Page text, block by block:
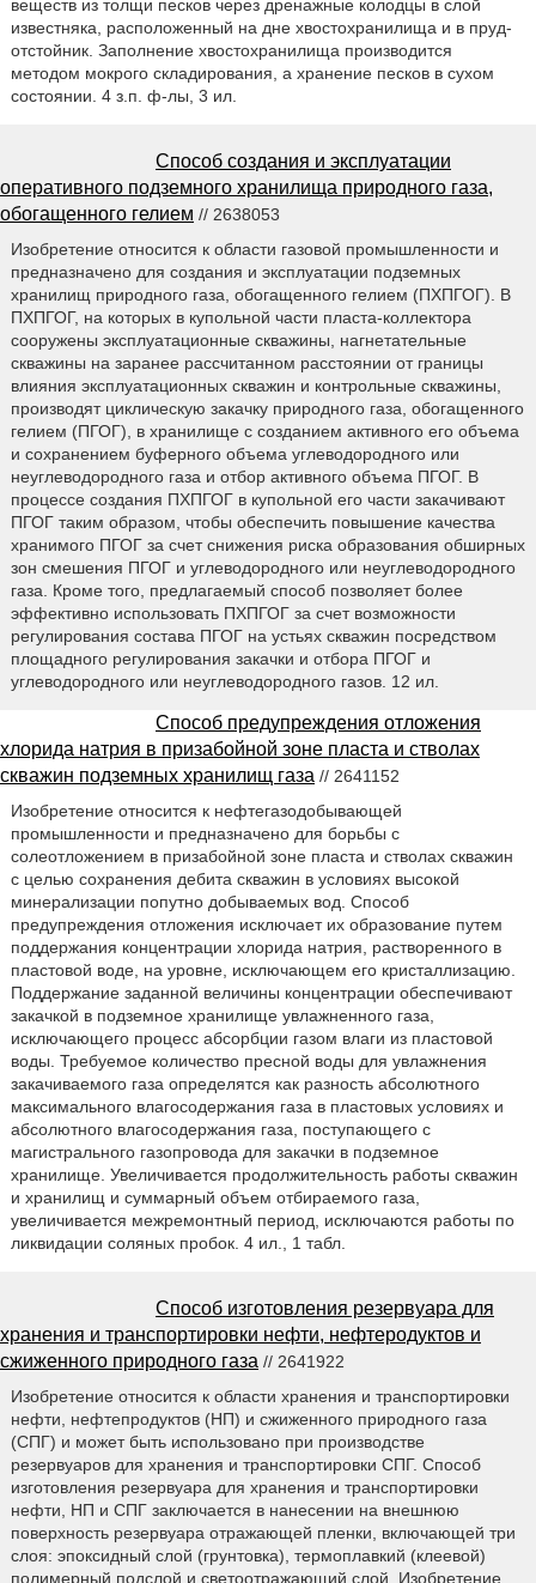
веществ из толщи песков через дренажные колодцы в слой
известняка, расположенный на дне хвостохранилища и в пруд-
отстойник. Заполнение хвостохранилища производится
методом мокрого складирования, а хранение песков в сухом
состоянии. 4 з.п. ф-лы, 3 ил.
Способ создания и эксплуатации
оперативного подземного хранилища природного газа,
обогащенного гелием // 2638053
Изобретение относится к области газовой промышленности и
предназначено для создания и эксплуатации подземных
хранилищ природного газа, обогащенного гелием (ПХПГОГ). В
ПХПГОГ, на которых в купольной части пласта-коллектора
сооружены эксплуатационные скважины, нагнетательные
скважины на заранее рассчитанном расстоянии от границы
влияния эксплуатационных скважин и контрольные скважины,
производят циклическую закачку природного газа, обогащенного
гелием (ПГОГ), в хранилище с созданием активного его объема
и сохранением буферного объема углеводородного или
неуглеводородного газа и отбор активного объема ПГОГ. В
процессе создания ПХПГОГ в купольной его части закачивают
ПГОГ таким образом, чтобы обеспечить повышение качества
хранимого ПГОГ за счет снижения риска образования обширных
зон смешения ПГОГ и углеводородного или неуглеводородного
газа. Кроме того, предлагаемый способ позволяет более
эффективно использовать ПХПГОГ за счет возможности
регулирования состава ПГОГ на устьях скважин посредством
площадного регулирования закачки и отбора ПГОГ и
углеводородного или неуглеводородного газов. 12 ил.
Способ предупреждения отложения
хлорида натрия в призабойной зоне пласта и стволах
скважин подземных хранилищ газа // 2641152
Изобретение относится к нефтегазодобывающей
промышленности и предназначено для борьбы с
солеотложением в призабойной зоне пласта и стволах скважин
с целью сохранения дебита скважин в условиях высокой
минерализации попутно добываемых вод. Способ
предупреждения отложения исключает их образование путем
поддержания концентрации хлорида натрия, растворенного в
пластовой воде, на уровне, исключающем его кристаллизацию.
Поддержание заданной величины концентрации обеспечивают
закачкой в подземное хранилище увлажненного газа,
исключающего процесс абсорбции газом влаги из пластовой
воды. Требуемое количество пресной воды для увлажнения
закачиваемого газа определятся как разность абсолютного
максимального влагосодержания газа в пластовых условиях и
абсолютного влагосодержания газа, поступающего с
магистрального газопровода для закачки в подземное
хранилище. Увеличивается продолжительность работы скважин
и хранилищ и суммарный объем отбираемого газа,
увеличивается межремонтный период, исключаются работы по
ликвидации соляных пробок. 4 ил., 1 табл.
Способ изготовления резервуара для
хранения и транспортировки нефти, нефтеродуктов и
сжиженного природного газа // 2641922
Изобретение относится к области хранения и транспортировки
нефти, нефтепродуктов (НП) и сжиженного природного газа
(СПГ) и может быть использовано при производстве
резервуаров для хранения и транспортировки СПГ. Cпособ
изготовления резервуара для хранения и транспортировки
нефти, НП и СПГ заключается в нанесении на внешнюю
поверхность резервуара отражающей пленки, включающей три
слоя: эпоксидный слой (грунтовка), термоплавкий (клеевой)
полимерный подслой и светоотражающий слой. Изобретение